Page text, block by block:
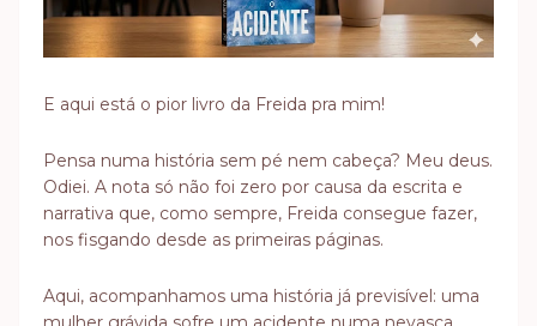
E aqui está o pior livro da Freida pra mim!
Pensa numa história sem pé nem cabeça? Meu deus.
Odiei. A nota só não foi zero por causa da escrita e
narrativa que, como sempre, Freida consegue fazer,
nos fisgando desde as primeiras páginas.
Aqui, acompanhamos uma história já previsível: uma